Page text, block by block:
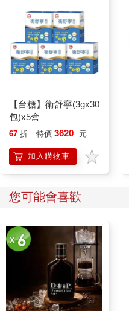
【台糖】衛舒寧(3gx30
包)x5盒
67 折 特價 3620 元
加入購物車
您可能會喜歡